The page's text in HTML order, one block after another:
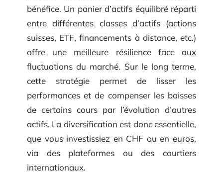
bénéfice. Un panier d’actifs équilibré réparti
entre différentes classes d’actifs (actions
suisses, ETF, financements à distance, etc.)
offre une meilleure résilience face aux
fluctuations du marché. Sur le long terme,
cette stratégie permet de lisser les
performances et de compenser les baisses
de certains cours par l’évolution d’autres
actifs. La diversification est donc essentielle,
que vous investissiez en CHF ou en euros,
via des plateformes ou des courtiers
internationaux.